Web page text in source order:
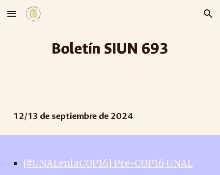
Skip to main content Skip to navigation
Boletín SIUN 693
12/13 de septiembre de 2024
[#UNALenlaCOP16] Pre-COP16 UNAL